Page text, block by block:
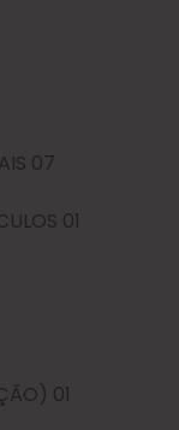
07
01
01